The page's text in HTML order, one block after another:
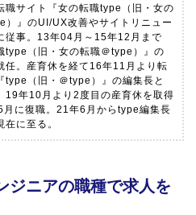
職サイト『女の転職type（旧・女の
）』のUI/UX改善やサイトリニュー
従事。13年04月～15年12月まで
type（旧・女の転職＠type）』の
任。産育休を経て16年11月より転
type（旧・＠type）』の編集長と
19年10月より2度目の産育休を取得
月に復職。21年6月からtype編集長
在に至る。
ジニアの職種で求人を